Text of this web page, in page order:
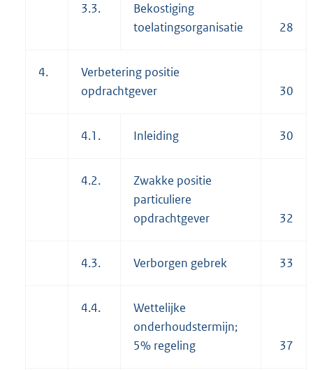
3.3.
Bekostiging
toelatingsorganisatie
28
4.
Verbetering positie
opdrachtgever
30
4.1. Inleiding 30
4.2.
Zwakke positie
particuliere
opdrachtgever
32
4.3. Verborgen gebrek 33
4.4.
Wettelijke
onderhoudstermijn;
5% regeling
37